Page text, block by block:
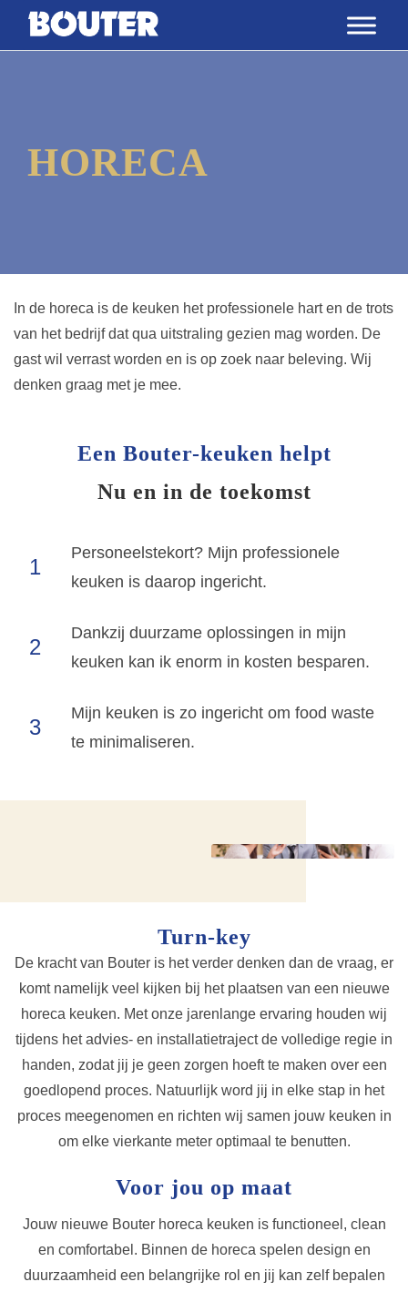
HORECA
In de horeca is de keuken het professionele hart en de trots
van het bedrijf dat qua uitstraling gezien mag worden. De
gast wil verrast worden en is op zoek naar beleving. Wij
denken graag met je mee.
Een Bouter-keuken helpt
Nu en in de toekomst
1
Personeelstekort? Mijn professionele
keuken is daarop ingericht.
2
Dankzij duurzame oplossingen in mijn
keuken kan ik enorm in kosten besparen.
3
Mijn keuken is zo ingericht om food waste
te minimaliseren.
Turn-key
De kracht van Bouter is het verder denken dan de vraag, er
komt namelijk veel kijken bij het plaatsen van een nieuwe
horeca keuken. Met onze jarenlange ervaring houden wij
tijdens het advies- en installatietraject de volledige regie in
handen, zodat jij je geen zorgen hoeft te maken over een
goedlopend proces. Natuurlijk word jij in elke stap in het
proces meegenomen en richten wij samen jouw keuken in
om elke vierkante meter optimaal te benutten.
Voor jou op maat
Jouw nieuwe Bouter horeca keuken is functioneel, clean
en comfortabel. Binnen de horeca spelen design en
duurzaamheid een belangrijke rol en jij kan zelf bepalen